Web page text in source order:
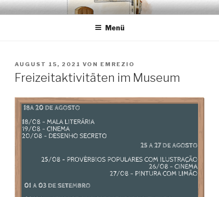
Zum
InhaltEMRÉZIO
Casa Museu Interativa de Borba
Menü
VERÖFFENTLICHT
AM
AUGUST 15, 2021 VON EMREZIO
Freizeitaktivitäten im Museum